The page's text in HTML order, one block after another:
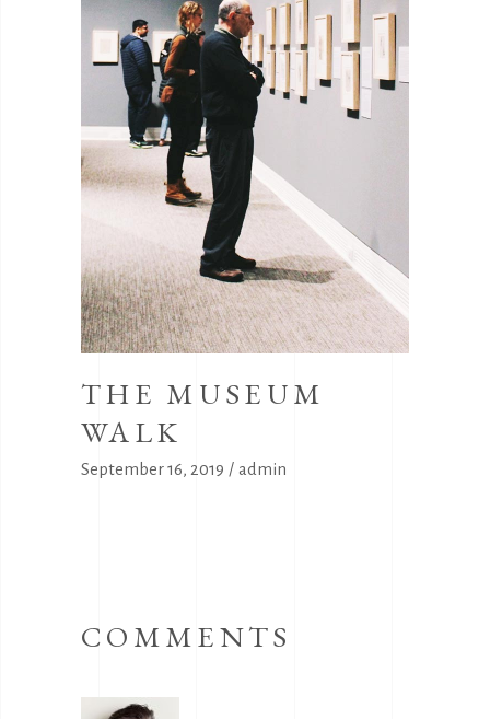
THE MUSEUM
WALK
September 16, 2019 admin
COMMENTS